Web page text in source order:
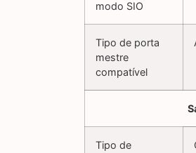
modo SIO
Tipo de porta
mestre
compatível
Tipo de